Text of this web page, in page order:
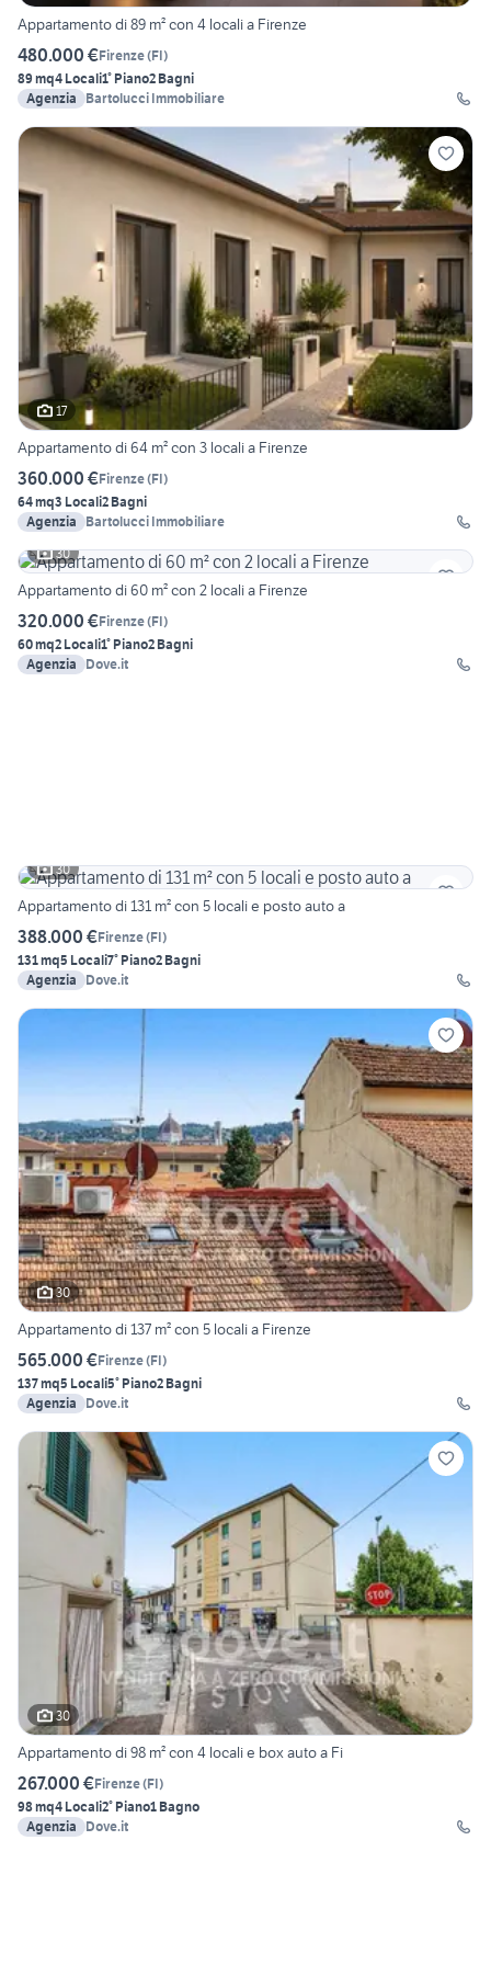
Appartamento di 89 m² con 4 locali a Firenze
480.000 €Firenze(FI)
89 mq4 Locali1° Piano2 Bagni
Agenzia
Bartolucci Immobiliare
17
Appartamento di 64 m² con 3 locali a Firenze
360.000 €Firenze(FI)
64 mq3 Locali2 Bagni
Agenzia
Bartolucci Immobiliare
30
Appartamento di 60 m² con 2 locali a Firenze
320.000 €Firenze(FI)
60 mq2 Locali1° Piano2 Bagni
Agenzia
Dove.it
30
Appartamento di 131 m² con 5 locali e posto auto a
388.000 €Firenze(FI)
131 mq5 Locali7° Piano2 Bagni
Agenzia
Dove.it
30
Appartamento di 137 m² con 5 locali a Firenze
565.000 €Firenze(FI)
137 mq5 Locali5° Piano2 Bagni
Agenzia
Dove.it
30
Appartamento di 98 m² con 4 locali e box auto a Fi
267.000 €Firenze(FI)
98 mq4 Locali2° Piano1 Bagno
Agenzia
Dove.it